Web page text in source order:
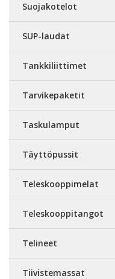
Suojakotelot
SUP-laudat
Tankkiliittimet
Tarvikepaketit
Taskulamput
Täyttöpussit
Teleskooppimelat
Teleskooppitangot
Telineet
Tiivistemassat